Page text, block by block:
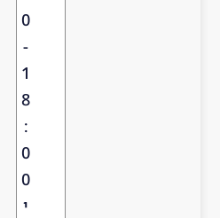
0
-
1
8
:
0
0
י